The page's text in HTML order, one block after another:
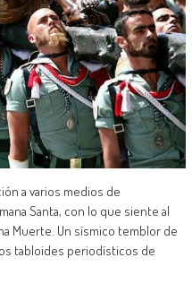
a varios medios de
Santa, con lo que siente al
Muerte. Un sísmico temblor de
tabloides periodísticos de